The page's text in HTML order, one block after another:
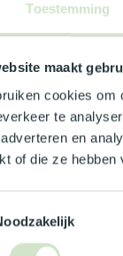
Toestemming
maakt
cookies om
te
en
of die ze hebben
beoordelingen